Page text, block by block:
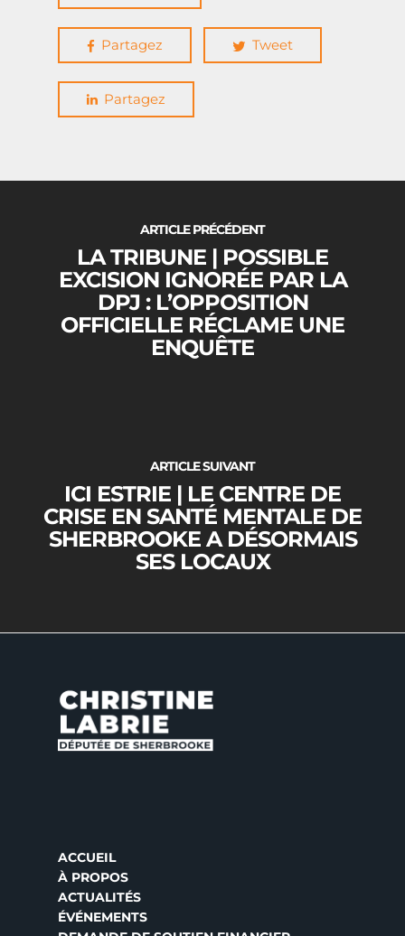
Partagez Tweet
Partagez
ARTICLE PRÉCÉDENT
LA TRIBUNE | POSSIBLE
EXCISION IGNORÉE PAR LA
DPJ : L’OPPOSITION
OFFICIELLE RÉCLAME UNE
ENQUÊTE
ARTICLE SUIVANT
ICI ESTRIE | LE CENTRE DE
CRISE EN SANTÉ MENTALE DE
SHERBROOKE A DÉSORMAIS
SES LOCAUX
ACCUEIL
À PROPOS
ACTUALITÉS
ÉVÉNEMENTS
Demande de
financier